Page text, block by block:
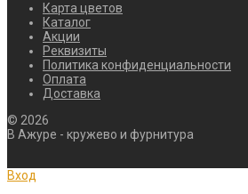
Карта цветов
Каталог
Акции
Реквизиты
Политика конфиденциальности
Оплата
Доставка
© 2026
В Ажуре - кружево и фурнитура
Вход